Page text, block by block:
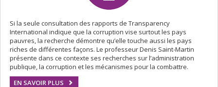
Si la seule consultation des rapports de Transparency
International indique que la corruption vise surtout les pays
pauvres, la recherche démontre qu’elle touche aussi les pays
riches de différentes façons. Le professeur Denis Saint-Martin
présente dans ce contexte ses recherches sur l’administration
publique, la corruption et les mécanismes pour la combattre.
EN SAVOIR PLUS